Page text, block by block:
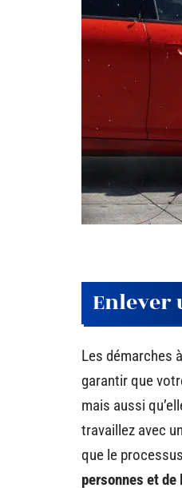
Enlever
Les démarches
garantir que
mais aussi
travaillez avec
que le
personnes et de